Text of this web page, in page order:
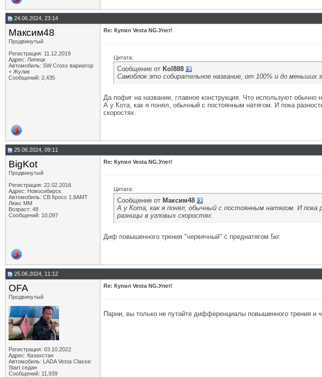
24.06.2024, 23:14
Максим48
Продвинутый
Регистрация: 11.12.2019
Адрес: Липецк
Автомобиль: SW Cross вариатор
+ Жулик
Сообщений: 2,435
Re: Купил Vesta NG.Улет!
Цитата:
Сообщение от Kol888
Самоблок это собирательное название, от 100% и до меньших
Да пофиг на название, главное конструкция. Что используют
А у Кота, как я понял, обычный с постоянным натягом. И пока
скоростях.
25.06.2024, 09:11
BigKot
Продвинутый
Регистрация: 22.02.2016
Адрес: Новосибирск
Автомобиль: СВ Кросс 1.8АМТ
Люкс ММ
Возраст: 48
Сообщений: 10,097
Re: Купил Vesta NG.Улет!
Цитата:
Сообщение от Максим48
А у Кота, как я понял, обычный с постоянным натягом. И
разницы в угловых скоростях.
Диф повышенного трения "червячный" с преднатягом 5кг.
25.06.2024, 11:12
OFA
Продвинутый
Регистрация: 03.10.2022
Адрес: Казахстан
Автомобиль: LADA Vesta Classic
Start седан
Сообщений: 11,939
Re: Купил Vesta NG.Улет!
Парни, вы только не путайте дифференциалы повышенного трения и